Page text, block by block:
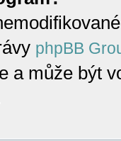
phpBB
a může být